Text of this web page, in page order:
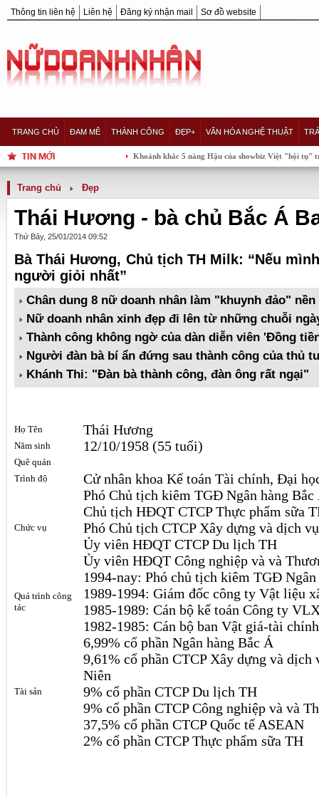
Thông tin liên hệ Liên hệ Đăng ký nhận mail Sơ đồ website
TRANG CHỦ ĐAM MÊ THÀNH CÔNG ĐẸP+ VĂN HÓA NGHỆ THUẬT
Khoảnh khắc 5 nàng Hậu của showbiz Việt "hội tụ" trong
Trang chủ Đẹp
Thái Hương - bà chủ Bắc Á
Thứ Bảy, 25/01/2014 09:52
Bà Thái Hương, Chủ tịch TH Milk: “Nếu
người giỏi nhất”
Chân dung 8 nữ doanh nhân làm "khuynh đảo"
Nữ doanh nhân xinh đẹp đi lên từ những chuỗi
Thành công không ngờ của dàn diễn viên 'Đồng
Người đàn bà bí ẩn đứng sau thành công của thủ
Khánh Thi: "Đàn bà thành công, đàn ông rất ngại"
Họ Tên Thái Hương
Năm sinh 12/10/1958 (55 tuổi)
Quê quán
Trình độ
Cử nhân khoa Kế toán Tài chính, Đại
Chức vụ
Phó Chủ tịch kiêm TGĐ Ngân hàng Bắc
Chủ tịch HĐQT CTCP Thực phẩm sữa
Phó Chủ tịch CTCP Xây dựng và dịch
Ủy viên HĐQT CTCP Du lịch TH
Ủy viên HĐQT Công nghiệp và và
Quá trình công
tác
1994-nay: Phó chủ tịch kiêm TGĐ
1989-1994: Giám đốc công ty Vật liệu
1985-1989: Cán bộ kế toán Công ty
1982-1985: Cán bộ ban Vật giá-tài
Tài sản
6,99% cổ phần Ngân hàng Bắc Á
9,61% cổ phần CTCP Xây dựng và
Niên
9% cổ phần CTCP Du lịch TH
9% cổ phần CTCP Công nghiệp và và
37,5% cổ phần CTCP Quốc tế ASEAN
2% cổ phần CTCP Thực phẩm sữa TH